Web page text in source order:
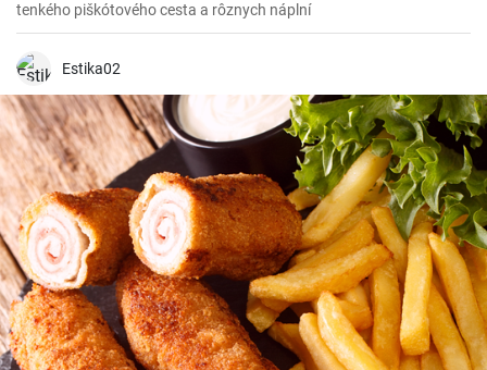
tenkého piškótového cesta a rôznych náplní
Estika02